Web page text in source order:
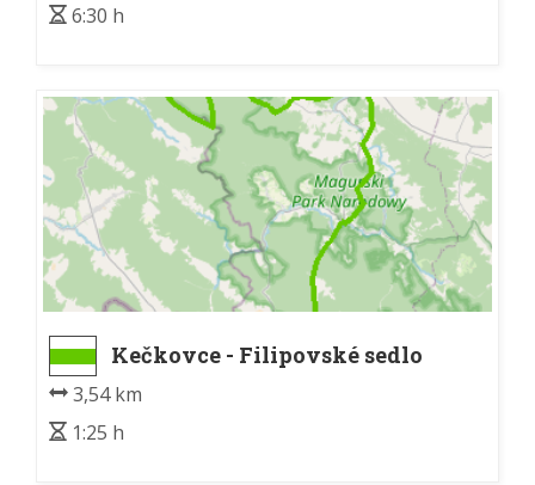
6:30 h
Kečkovce - Filipovské sedlo
3,54 km
1:25 h